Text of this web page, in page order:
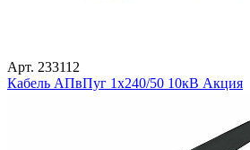
Арт. 233112
Кабель АПвПуг 1х240/50 10кВ Акция